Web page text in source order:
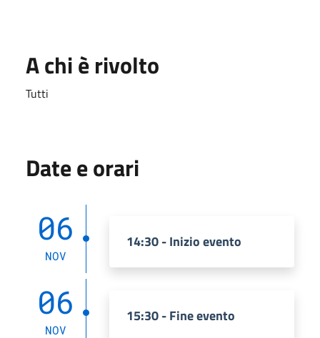
A chi è rivolto
Tutti
Date e orari
06
NOV
14:30 - Inizio evento
06
NOV
15:30 - Fine evento